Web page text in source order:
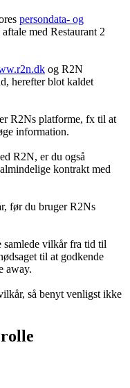
persondata- og
med Restaurant 2
og R2N
herefter blot kaldet
R2Ns platforme, fx til at
information.
R2N, er du også
kontrakt med
før du bruger R2Ns
samlede vilkår fra tid til
til at godkende
away.
så benyt venligst ikke